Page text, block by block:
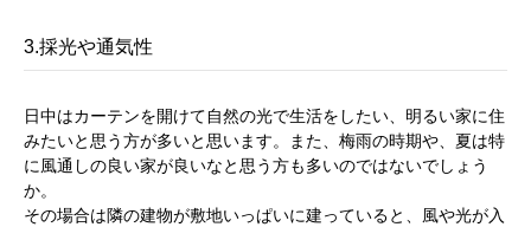
3.採光や通気性
日中はカーテンを開けて自然の光で生活をしたい、明るい家に住
みたいと思う方が多いと思います。また、梅雨の時期や、夏は特
に風通しの良い家が良いなと思う方も多いのではないでしょう
か。
その場合は隣の建物が敷地いっぱいに建っていると、風や光が入